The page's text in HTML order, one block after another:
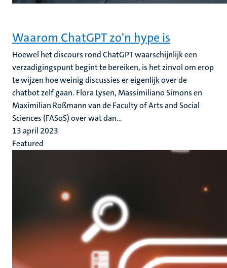
Waarom ChatGPT zo'n hype is
Hoewel het discours rond ChatGPT waarschijnlijk een
verzadigingspunt begint te bereiken, is het zinvol om erop
te wijzen hoe weinig discussies er eigenlijk over de
chatbot zelf gaan. Flora Lysen, Massimiliano Simons en
Maximilian Roßmann van de Faculty of Arts and Social
Sciences (FASoS) over wat dan...
13 april 2023
Featured